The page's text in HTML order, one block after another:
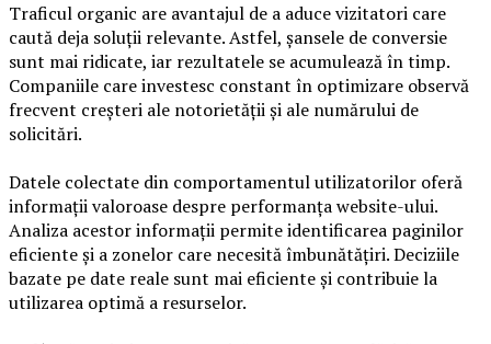
Traficul organic are avantajul de a aduce vizitatori care
caută deja soluții relevante. Astfel, șansele de conversie
sunt mai ridicate, iar rezultatele se acumulează în timp.
Companiile care investesc constant în optimizare observă
frecvent creșteri ale notorietății și ale numărului de
solicitări.
Datele colectate din comportamentul utilizatorilor oferă
informații valoroase despre performanța website-ului.
Analiza acestor informații permite identificarea paginilor
eficiente și a zonelor care necesită îmbunătățiri. Deciziile
bazate pe date reale sunt mai eficiente și contribuie la
utilizarea optimă a resurselor.